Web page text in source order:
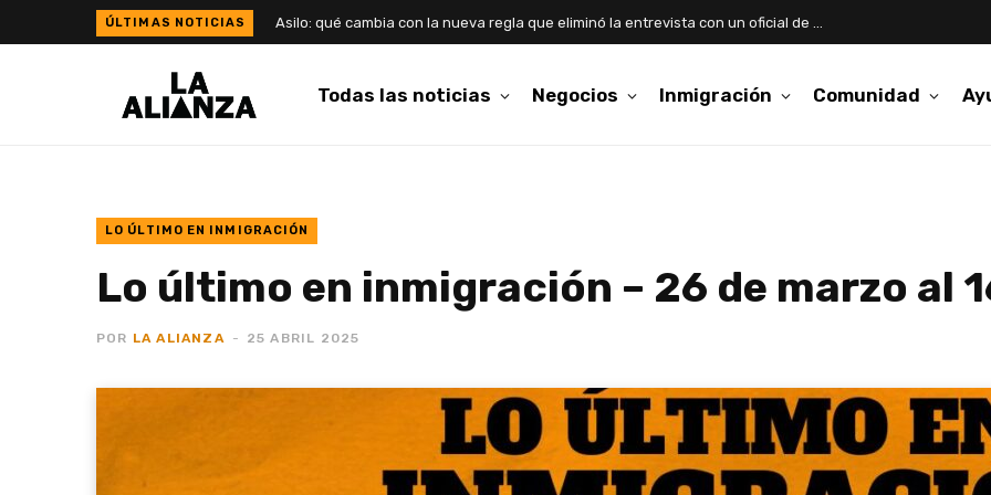
Todas las noticias Negocios Inmigración Comunidad
LO ÚLTIMO EN INMIGRACIÓN
Lo último en inmigración – 26 de marzo al
POR LA ALIANZA 25 ABRIL 2025